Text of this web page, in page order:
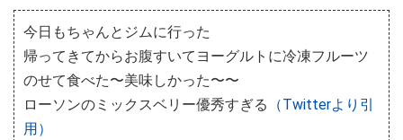
今日もちゃんとジムに行った
帰ってきてからお腹すいてヨーグルトに冷凍フルーツ
のせて食べた〜美味しかった〜〜
ローソンのミックスベリー優秀すぎる
（Twitterより引
用）